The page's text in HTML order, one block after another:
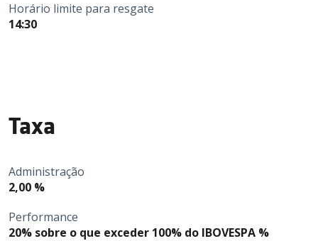
Horário limite para resgate
14:30
Taxa
Administração
2,00 %
Performance
20% sobre o que exceder 100% do IBOVESPA %